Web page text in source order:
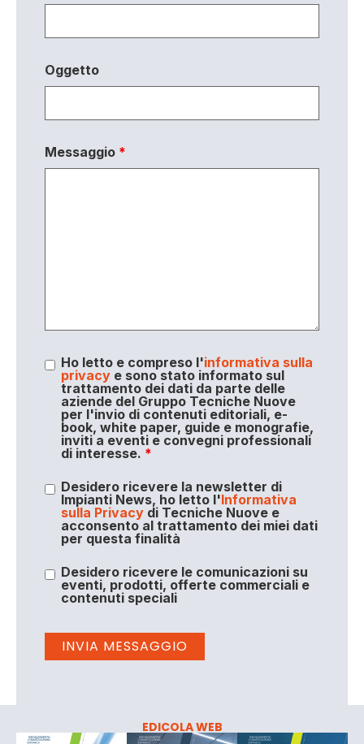
Oggetto
Messaggio *
Ho letto e compreso l'informativa sulla
privacye sono stato informato sul
trattamento dei dati da parte delle
aziende del Gruppo Tecniche Nuove
per l'invio di contenuti editoriali, e-
book, white paper, guide e monografie,
inviti a eventi e convegni professionali
di interesse. *
Desidero ricevere la newsletter di
Impianti News, ho letto l'Informativa
sulla Privacydi Tecniche Nuove e
acconsento al trattamento dei miei dati
per questa finalità
Desidero ricevere le comunicazioni su
eventi, prodotti, offerte commerciali e
contenuti speciali
EDICOLA WEB